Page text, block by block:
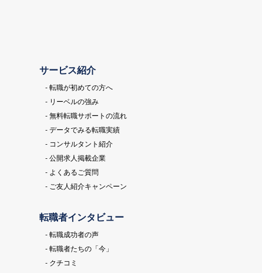
サービス紹介
- 転職が初めての方へ
- リーベルの強み
- 無料転職サポートの流れ
- データでみる転職実績
- コンサルタント紹介
- 公開求人掲載企業
- よくあるご質問
- ご友人紹介キャンペーン
転職者インタビュー
- 転職成功者の声
- 転職者たちの「今」
- クチコミ